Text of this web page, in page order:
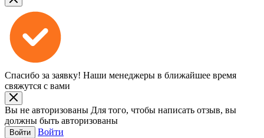
Спасибо за заявку! Наши менеджеры в ближайшее время
свяжутся с вами
Вы не авторизованы Для того, чтобы написать отзыв, вы
должны быть авторизованы
Войти Войти